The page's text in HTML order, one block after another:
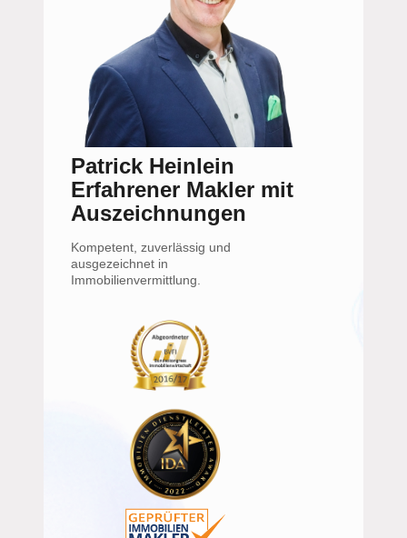
Patrick Heinlein
Erfahrener Makler mit
Auszeichnungen
Kompetent, zuverlässig und
ausgezeichnet in
Immobilienvermittlung.